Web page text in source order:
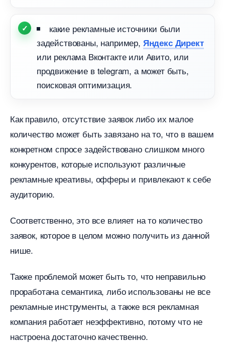
какие рекламные источники были
задействованы, например, Яндекс Директ
или реклама Вконтакте или Авито, или
продвижение в telegram, а может быть,
поисковая оптимизация.
Как правило, отсутствие заявок либо их малое
количество может быть завязано на то, что в вашем
конкретном спросе задействовано слишком много
конкурентов, которые используют различные
рекламные креативы, офферы и привлекают к себе
аудиторию.
Соответственно, это все влияет на то количество
заявок, которое в целом можно получить из данной
нише.
Также проблемой может быть то, что неправильно
проработана семантика, либо использованы не все
рекламные инструменты, а также вся рекламная
компания работает неэффективно, потому что не
настроена достаточно качественно.